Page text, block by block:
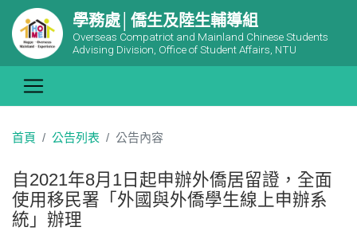
學務處│僑生及陸生輔導組
Overseas Compatriot and Mainland Chinese Students
Advising Division, Office of Student Affairs, NTU
首頁 公告列表 公告內容
自2021年8月1日起申辦外僑居留證，全面
使用移民署「外國與外僑學生線上申辦系
統」辦理